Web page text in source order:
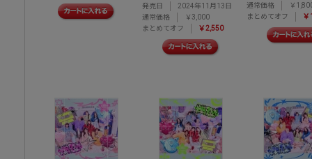
発売日
2024年11月13日
通常価格
￥3,000
まとめてオフ
￥2,550
通常価格
￥
まとめてオフ
￥